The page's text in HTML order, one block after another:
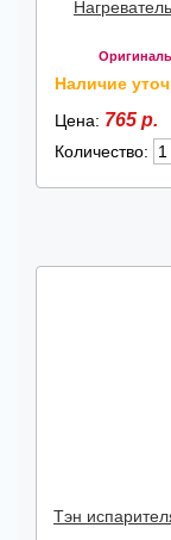
Наличие
Цена: 765 р.
Количество:
Тэн